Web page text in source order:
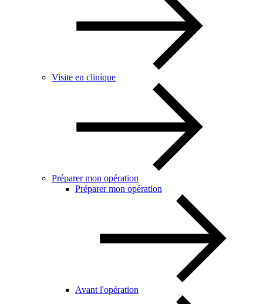
Visite en clinique
Préparer mon opération
Préparer mon opération
Avant l'opération